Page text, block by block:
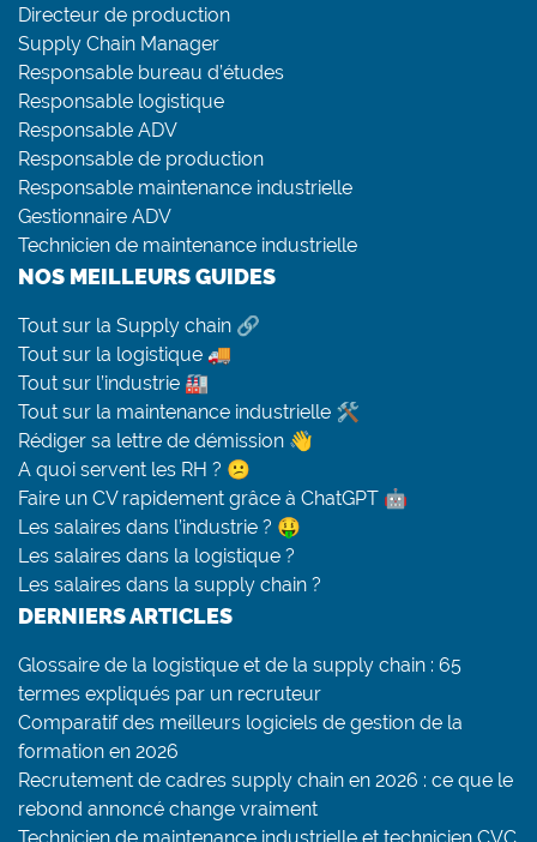
Directeur de production
Supply Chain Manager
Responsable bureau d’études
Responsable logistique
Responsable ADV
Responsable de production
Responsable maintenance industrielle
Gestionnaire ADV
Technicien de maintenance industrielle
NOS MEILLEURS GUIDES
Tout sur la Supply chain 🔗
Tout sur la logistique 🚚
Tout sur l’industrie 🏭
Tout sur la maintenance industrielle 🛠
Rédiger sa lettre de démission 👋
A quoi servent les RH ? 😕
Faire un CV rapidement grâce à ChatGPT 🤖
Les salaires dans l’industrie ? 🤑
Les salaires dans la logistique ?
Les salaires dans la supply chain ?
DERNIERS ARTICLES
Glossaire de la logistique et de la supply chain : 65
termes expliqués par un recruteur
Comparatif des meilleurs logiciels de gestion de la
formation en 2026
Recrutement de cadres supply chain en 2026 : ce que le
rebond annoncé change vraiment